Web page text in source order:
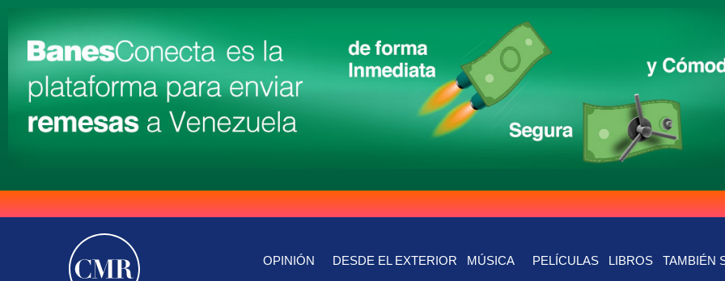
OPINIÓN DESDE EL EXTERIOR MÚSICA PELÍCULAS LIBROS TAMBIÉN